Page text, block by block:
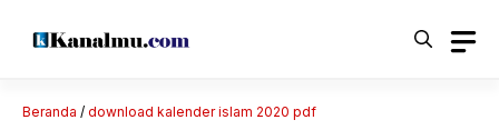
Beranda / download kalender islam 2020 pdf